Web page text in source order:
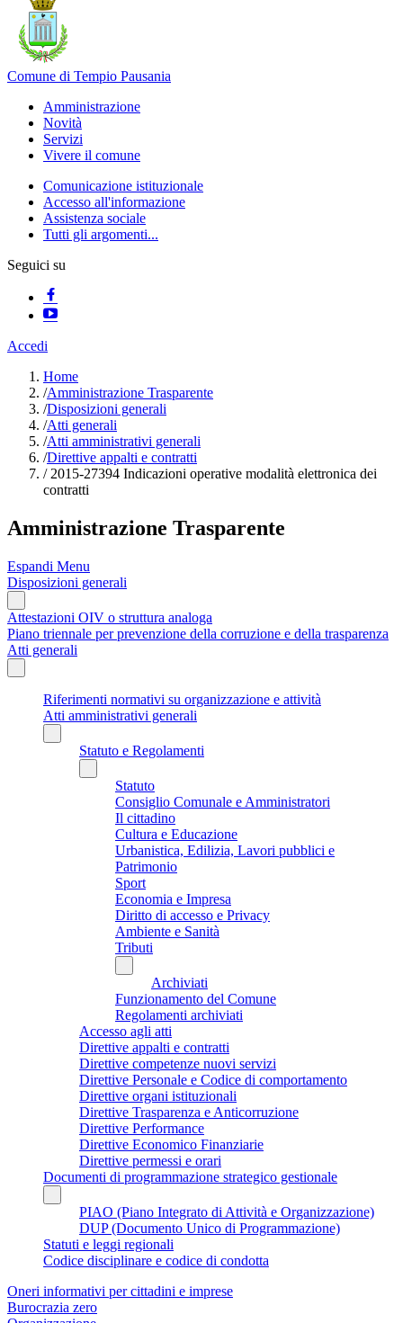
Comune di Tempio Pausania
Amministrazione
Novità
Servizi
Vivere il comune
Comunicazione istituzionale
Accesso all'informazione
Assistenza sociale
Tutti gli argomenti...
Seguici su
Accedi
Home
/Amministrazione Trasparente
/Disposizioni generali
/Atti generali
/Atti amministrativi generali
/Direttive appalti e contratti
/2015-27394 Indicazioni operative modalità elettronica dei
contratti
Amministrazione Trasparente
Espandi Menu
Disposizioni generali
Attestazioni OIV o struttura analoga
Piano triennale per prevenzione della corruzione e della trasparenza
Atti generali
Riferimenti normativi su organizzazione e attività
Atti amministrativi generali
Statuto e Regolamenti
Statuto
Consiglio Comunale e Amministratori
Il cittadino
Cultura e Educazione
Urbanistica, Edilizia, Lavori pubblici e
Patrimonio
Sport
Economia e Impresa
Diritto di accesso e Privacy
Ambiente e Sanità
Tributi
Archiviati
Funzionamento del Comune
Regolamenti archiviati
Accesso agli atti
Direttive appalti e contratti
Direttive competenze nuovi servizi
Direttive Personale e Codice di comportamento
Direttive organi istituzionali
Direttive Trasparenza e Anticorruzione
Direttive Performance
Direttive Economico Finanziarie
Direttive permessi e orari
Documenti di programmazione strategico gestionale
PIAO (Piano Integrato di Attività e Organizzazione)
DUP (Documento Unico di Programmazione)
Statuti e leggi regionali
Codice disciplinare e codice di condotta
Oneri informativi per cittadini e imprese
Burocrazia zero